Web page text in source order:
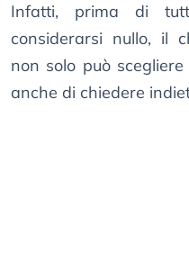
Infatti, prima di
considerarsi nullo, il
non solo può
anche di chiedere